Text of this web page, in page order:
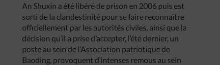
An Shuxin a été libéré de prison en 2006 puis est
sorti de la clandestinité pour se faire reconnaître
officiellement par les autorités civiles, ainsi que la
décision qu’il a prise d’accepter, l’été dernier, un
poste au sein de l’Association patriotique de
Baoding, provoquent d’intenses remous au sein